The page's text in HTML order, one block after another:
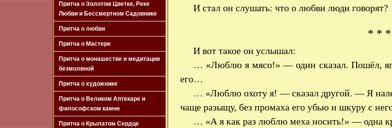
Притча о Золотом Цветке, Реке
Любви и Бессмертном Садовнике
Притча о любви
Притча о Мастере
Притча о монашестве и медитации
безмолвной
Притча о художнике
Притча о Великом Аптекаре и
философском камне
Притча о Крылатом Сердце
И стал он слушать: что о любви люди говорят?
* * *
И вот такое он услышал:
… «Люблю я мясо!» — один сказал. Пошёл,
его…
… «Люблю охоту я! — сказал другой. — Я
чаще разыщу, без промаха его убью и шкуру с
… «А я как раз люблю меха носить!» — одна